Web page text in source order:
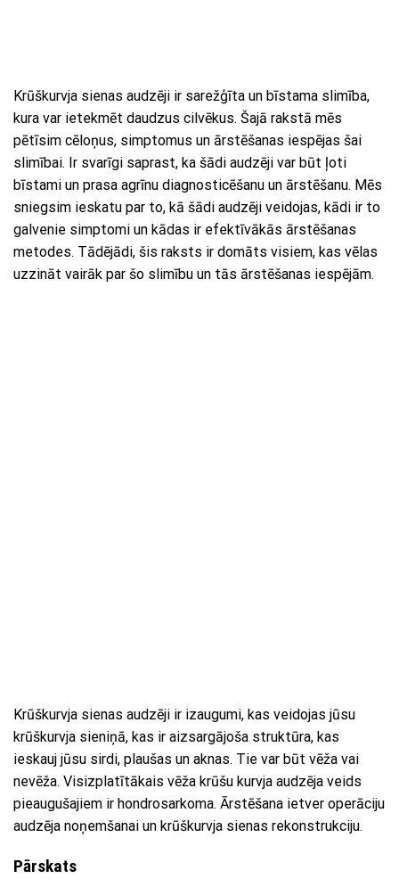
Krūškurvja sienas audzēji ir sarežģīta un bīstama slimība,
kura var ietekmēt daudzus cilvēkus. Šajā rakstā mēs
pētīsim cēloņus, simptomus un ārstēšanas iespējas šai
slimībai. Ir svarīgi saprast, ka šādi audzēji var būt ļoti
bīstami un prasa agrīnu diagnosticēšanu un ārstēšanu. Mēs
sniegsim ieskatu par to, kā šādi audzēji veidojas, kādi ir to
galvenie simptomi un kādas ir efektīvākās ārstēšanas
metodes. Tādējādi, šis raksts ir domāts visiem, kas vēlas
uzzināt vairāk par šo slimību un tās ārstēšanas iespējām.
Krūškurvja sienas audzēji ir izaugumi, kas veidojas jūsu
krūškurvja sieniņā, kas ir aizsargājoša struktūra, kas
ieskauj jūsu sirdi, plaušas un aknas. Tie var būt vēža vai
nevēža. Visizplatītākais vēža krūšu kurvja audzēja veids
pieaugušajiem ir hondrosarkoma. Ārstēšana ietver operāciju
audzēja noņemšanai un krūškurvja sienas rekonstrukciju.
Pārskats